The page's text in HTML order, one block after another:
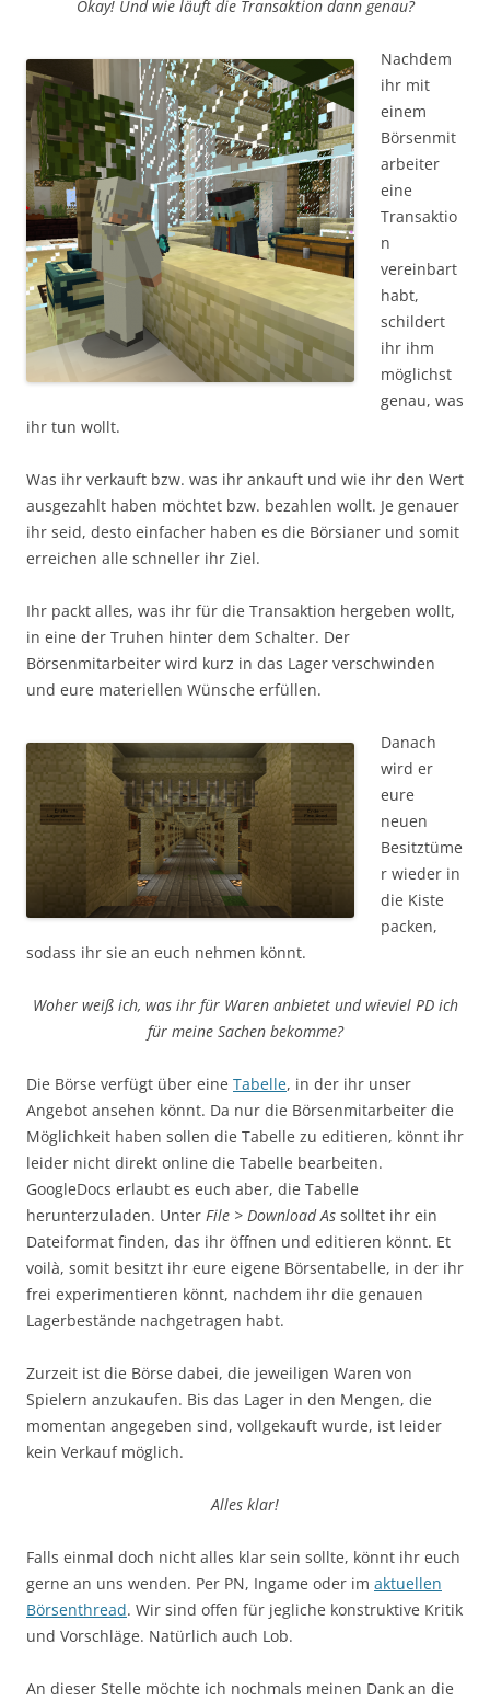
Okay! Und wie läuft die Transaktion dann genau?
Nachdem
ihr mit
einem
Börsenmit
arbeiter
eine
Transaktio
n
vereinbart
habt,
schildert
ihr ihm
möglichst
genau, was
ihr tun wollt.
Was ihr verkauft bzw. was ihr ankauft und wie ihr den Wert
ausgezahlt haben möchtet bzw. bezahlen wollt. Je genauer
ihr seid, desto einfacher haben es die Börsianer und somit
erreichen alle schneller ihr Ziel.
Ihr packt alles, was ihr für die Transaktion hergeben wollt,
in eine der Truhen hinter dem Schalter. Der
Börsenmitarbeiter wird kurz in das Lager verschwinden
und eure materiellen Wünsche erfüllen.
Danach
wird er
eure
neuen
Besitztüme
r wieder in
die Kiste
packen,
sodass ihr sie an euch nehmen könnt.
Woher weiß ich, was ihr für Waren anbietet und wieviel PD ich
für meine Sachen bekomme?
Die Börse verfügt über eine Tabelle, in der ihr unser
Angebot ansehen könnt. Da nur die Börsenmitarbeiter die
Möglichkeit haben sollen die Tabelle zu editieren, könnt ihr
leider nicht direkt online die Tabelle bearbeiten.
GoogleDocs erlaubt es euch aber, die Tabelle
herunterzuladen. Unter File > Download As solltet ihr ein
Dateiformat finden, das ihr öffnen und editieren könnt. Et
voilà, somit besitzt ihr eure eigene Börsentabelle, in der ihr
frei experimentieren könnt, nachdem ihr die genauen
Lagerbestände nachgetragen habt.
Zurzeit ist die Börse dabei, die jeweiligen Waren von
Spielern anzukaufen. Bis das Lager in den Mengen, die
momentan angegeben sind, vollgekauft wurde, ist leider
kein Verkauf möglich.
Alles klar!
Falls einmal doch nicht alles klar sein sollte, könnt ihr euch
gerne an uns wenden. Per PN, Ingame oder im aktuellen
Börsenthread. Wir sind offen für jegliche konstruktive Kritik
und Vorschläge. Natürlich auch Lob.
An dieser Stelle möchte ich nochmals meinen Dank an die